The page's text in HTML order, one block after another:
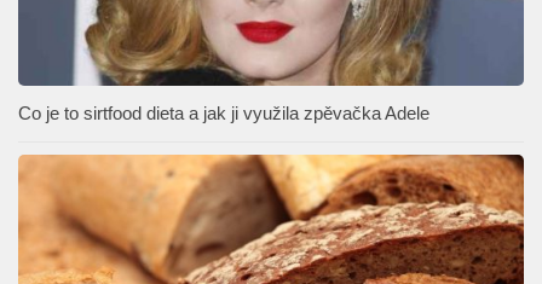
Co je to sirtfood dieta a jak ji využila zpěvačka Adele